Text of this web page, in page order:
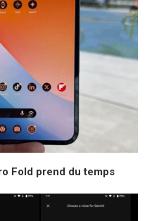
Fold prend du temps